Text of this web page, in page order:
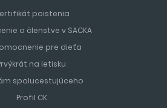
poistenia
o členstve v SACKA
pre dieťa
na letisku
spolucestujúceho
Profil CK